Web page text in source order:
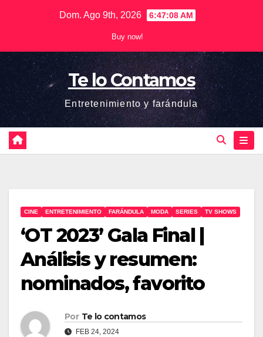
Dom. Ago 9th, 2026 6:47:09 AM
Buy now!
Te lo Contamos
Entretenimiento y farándula
CINE ENTRETENIMIENTO FARÁNDULA MODA SERIES TV SHOWS
‘OT 2023’ Gala Final |
Análisis y resumen:
nominados, favorito
Por Te lo contamos
FEB 24, 2024